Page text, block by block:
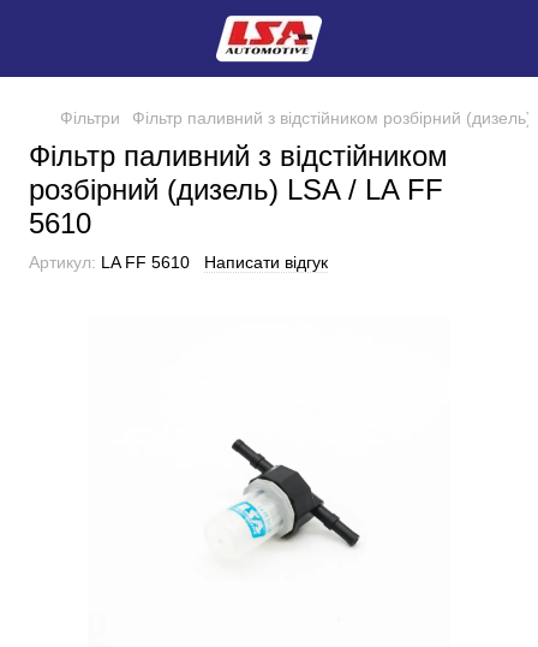
Фільтри Фільтр паливний з відстійником розбірний
Фільтр паливний з відстійником
розбірний (дизель) LSA / LA FF
5610
Артикул: LA FF 5610 Написати відгук